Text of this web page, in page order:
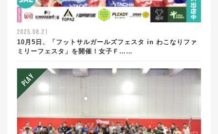
2025.08.21
10月5日、「フットサルガールズフェスタ in わこなりファ
ミリーフェスタ」を開催！女子Ｆ……